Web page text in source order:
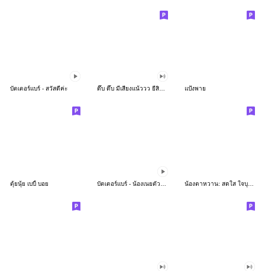
บัตเตอร์แบร์ - สวัสดีค่ะ แป้งพาย
ตุ้ยนุ้ย เบบี้ บอย น้องตาหวาน: สดใส ใจบุญ (สีพาสเทล)